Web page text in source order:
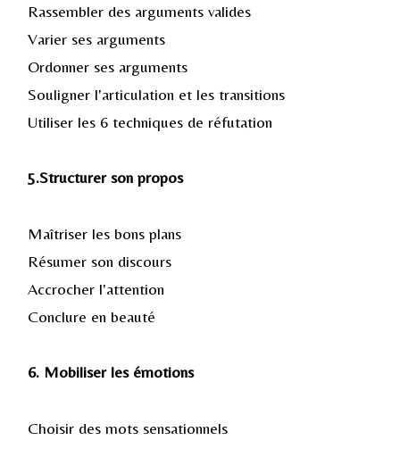
Rassembler des arguments valides
Varier ses arguments
Ordonner ses arguments
Souligner l'articulation et les transitions
Utiliser les 6 techniques de réfutation
5.Structurer son propos
Maîtriser les bons plans
Résumer son discours
Accrocher l'attention
Conclure en beauté
6. Mobiliser les émotions
Choisir des mots sensationnels